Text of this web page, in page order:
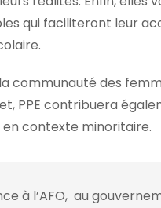
qui faciliteront leur
communauté des
PPE contribuera
en contexte minoritaire.
à l’AFO, au